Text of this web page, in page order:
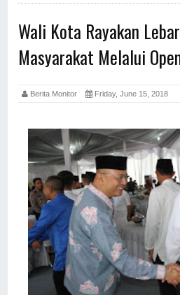
Wali Kota Rayakan
Masyarakat Melalui
Berita Monitor Friday, June 15, 2018